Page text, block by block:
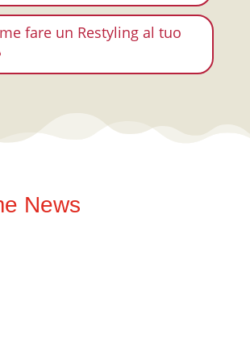
fare un Restyling al tuo
News